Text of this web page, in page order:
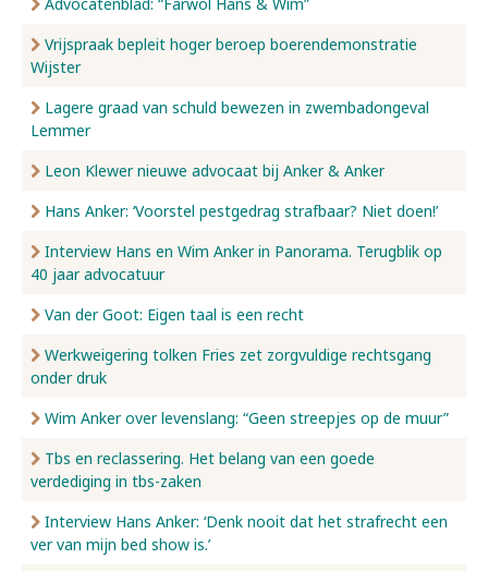
Vrijspraak bepleit hoger beroep boerendemonstratie
Wijster
Lagere graad van schuld bewezen in zwembadongeval
Lemmer
Leon Klewer nieuwe advocaat bij Anker & Anker
Hans Anker: ‘Voorstel pestgedrag strafbaar? Niet doen!’
Interview Hans en Wim Anker in Panorama. Terugblik op
40 jaar advocatuur
Van der Goot: Eigen taal is een recht
Werkweigering tolken Fries zet zorgvuldige rechtsgang
onder druk
Wim Anker over levenslang: “Geen streepjes op de muur”
Tbs en reclassering. Het belang van een goede
verdediging in tbs-zaken
Interview Hans Anker: ‘Denk nooit dat het strafrecht een
ver van mijn bed show is.’